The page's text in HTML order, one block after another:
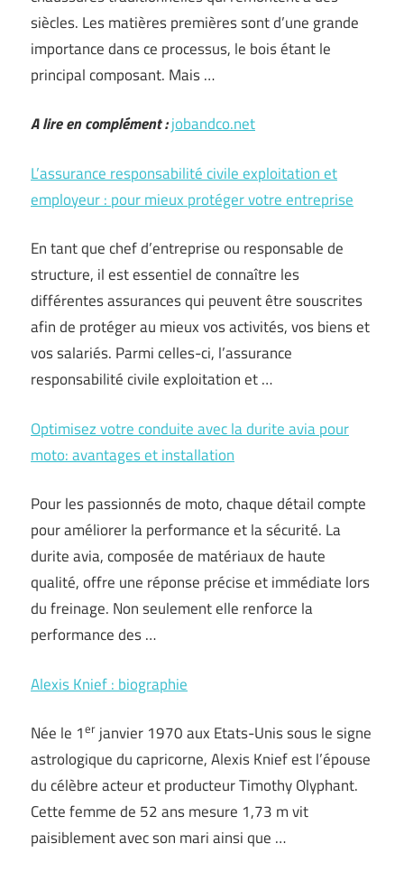
siècles. Les matières premières sont d’une grande
importance dans ce processus, le bois étant le
principal composant. Mais …
A lire en complément :jobandco.net
L’assurance responsabilité civile exploitation et
employeur : pour mieux protéger votre entreprise
En tant que chef d’entreprise ou responsable de
structure, il est essentiel de connaître les
différentes assurances qui peuvent être souscrites
afin de protéger au mieux vos activités, vos biens et
vos salariés. Parmi celles-ci, l’assurance
responsabilité civile exploitation et …
Optimisez votre conduite avec la durite avia pour
moto: avantages et installation
Pour les passionnés de moto, chaque détail compte
pour améliorer la performance et la sécurité. La
durite avia, composée de matériaux de haute
qualité, offre une réponse précise et immédiate lors
du freinage. Non seulement elle renforce la
performance des …
Alexis Knief : biographie
Née le 1er janvier 1970 aux Etats-Unis sous le signe
astrologique du capricorne, Alexis Knief est l’épouse
du célèbre acteur et producteur Timothy Olyphant.
Cette femme de 52 ans mesure 1,73 m vit
paisiblement avec son mari ainsi que …